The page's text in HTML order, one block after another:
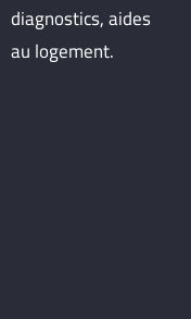
diagnostics, aides
au logement.